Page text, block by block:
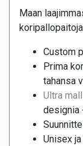
Maan
Custom
Prima
tahansa
Ultra
designia
Unisex